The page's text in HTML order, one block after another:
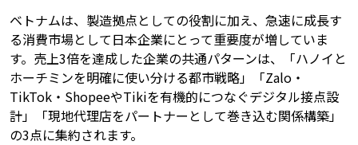
ベトナムは、製造拠点としての役割に加え、急速に成長す
る消費市場として日本企業にとって重要度が増していま
す。売上3倍を達成した企業の共通パターンは、「ハノイと
ホーチミンを明確に使い分ける都市戦略」「Zalo・
TikTok・ShopeeやTikiを有機的につなぐデジタル接点設
計」「現地代理店をパートナーとして巻き込む関係構築」
の3点に集約されます。